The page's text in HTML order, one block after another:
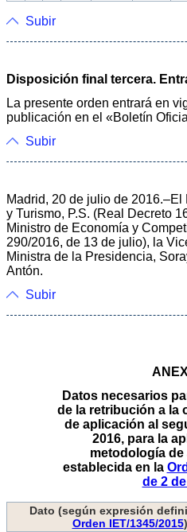
Subir
Disposición final tercera.
La presente orden entrará en
publicación en el «Boletín
Subir
Madrid, 20 de julio de
y Turismo, P.S. (Real Decreto
Ministro de Economía y
290/2016, de 13 de julio), la
Ministra de la Presidencia,
Antón.
Subir
Datos necesarios
de la retribución a la
de aplicación al
2016, para la
metodología
establecida en la
de 2
Dato (según expresión
Orden IET/1345/2015)